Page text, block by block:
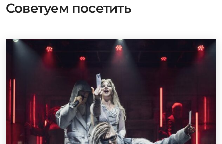
Советуем посетить